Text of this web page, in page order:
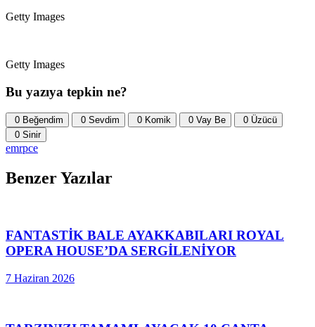
Getty Images
Getty Images
Bu yazıya tepkin ne?
0 Beğendim 0 Sevdim 0 Komik 0 Vay Be 0 Üzücü
0 Sinir
emrpce
Benzer Yazılar
FANTASTİK BALE AYAKKABILARI ROYAL
OPERA HOUSE’DA SERGİLENİYOR
7 Haziran 2026